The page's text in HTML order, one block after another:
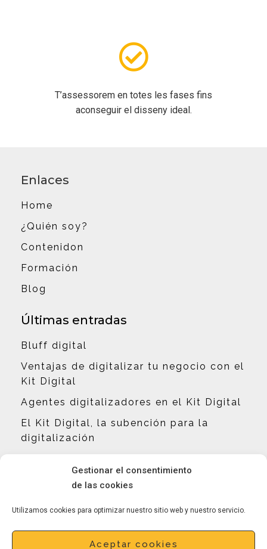
Gestionar el consentimiento
de las cookies
Utilizamos cookies para optimizar nuestro sitio web y nuestro servicio.
Aceptar cookies
T’assessorem en totes les fases fins
aconseguir el disseny ideal.
Enlaces
Home
¿Quién soy?
Contenidon
Formación
Blog
Últimas entradas
Bluff digital
Ventajas de digitalizar tu negocio con el
Kit Digital
Agentes digitalizadores en el Kit Digital
El Kit Digital, la subención para la
digitalización
Contacto
646731089